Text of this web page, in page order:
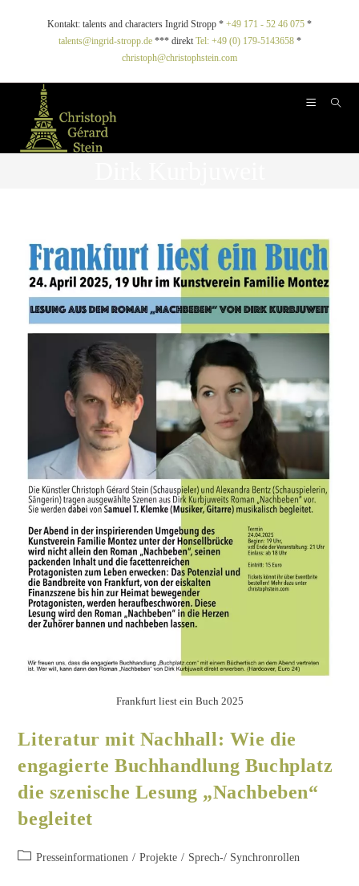
Kontakt: talents and characters Ingrid Stropp * +49 171 - 52 46 075 *
talents@ingrid-stropp.de*** direkt Tel: +49 (0) 179-5143658*
christoph@christophstein.com
Frankfurt liest ein Buch 2025
Literatur mit Nachhall: Wie die
engagierte Buchhandlung Buchplatz
die szenische Lesung „Nachbeben“
begleitet
Presseinformationen / Projekte / Sprech-/ Synchronrollen